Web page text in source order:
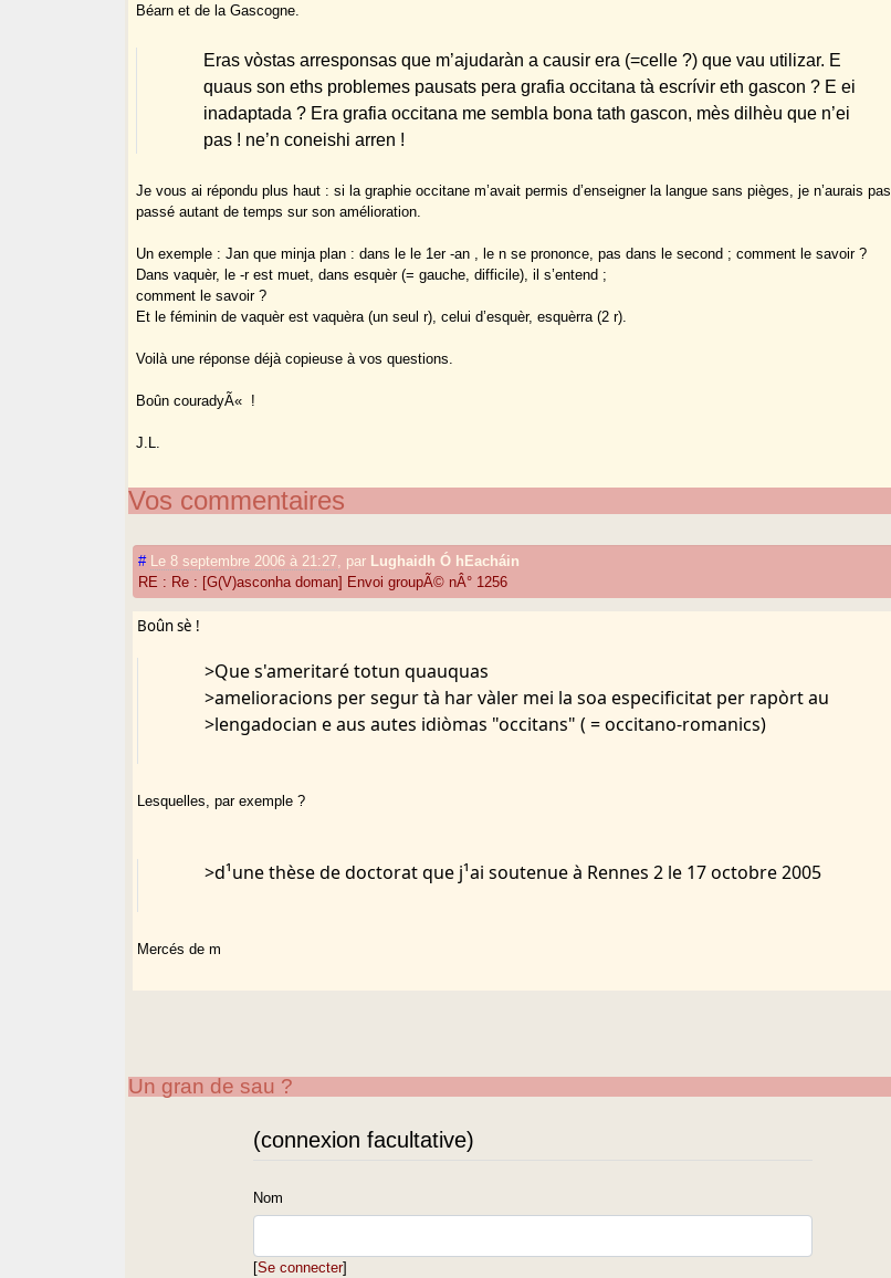
Béarn et de la Gascogne.
Eras vòstas arresponsas que m’ajudaràn a causir era (=celle ?) que vau utilizar. E
quaus son eths problemes pausats pera grafia occitana tà escrí­vir eth gascon ? E ei
inadaptada ? Era grafia occitana me sembla bona tath gascon, mès dilhèu que n’ei
pas ! ne’n coneishi arren !
Je vous ai répondu plus haut : si la graphie occitane m’avait permis d’enseigner la langue sans pièges, je n’aurais pas
passé autant de temps sur son amélioration.
Un exemple : Jan que minja plan : dans le le 1er -an , le n se prononce, pas dans le second ; comment le savoir ?
Dans vaquèr, le -r est muet, dans esquèr (= gauche, difficile), il s’entend ;
comment le savoir ?
Et le féminin de vaquèr est vaquèra (un seul r), celui d’esquèr, esquèrra (2 r).
Voilà une réponse déjà copieuse à vos questions.
Boûn couradyÃ« !
J.L.
Vos commentaires
# Le 8 septembre 2006 à 21:27 par Lughaidh Ó hEacháin
RE : Re : [G(V)asconha doman] Envoi groupÃ© nÂ° 1256
Boûn sè !
>Que s'ameritaré totun quauquas
>amelioracions per segur tà har vàler mei la soa especificitat per rapòrt au
>lengadocian e aus autes idiòmas "occitans" ( = occitano-romanics)
Lesquelles, par exemple ?
>d¹une thèse de doctorat que j¹ai soutenue à Rennes 2 le 17 octobre 2005
Mercés de m
Un gran de sau ?
(connexion facultative)
Nom
[Se connecter]